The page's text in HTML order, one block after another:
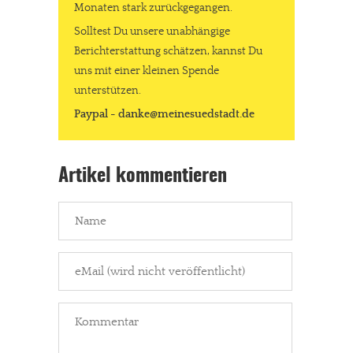
Monaten stark zurückgegangen.
Solltest Du unsere unabhängige
Berichterstattung schätzen, kannst Du
uns mit einer kleinen Spende
unterstützen.
Paypal - danke@meinesuedstadt.de
Artikel kommentieren